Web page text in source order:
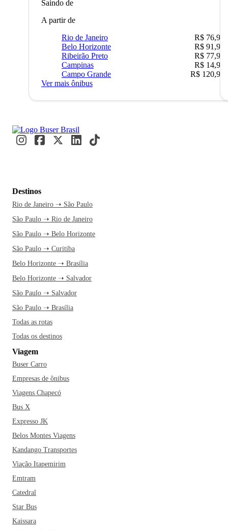
Saindo de
A partir de
Rio de Janeiro
R$ 76,90
Belo Horizonte
R$ 91,90
Ribeirão Preto
R$ 77,90
Campinas
R$ 14,90
Campo Grande
R$ 120,90
Ver mais ônibus
Destinos
Rio de Janeiro ➝ São Paulo
São Paulo ➝ Rio de Janeiro
São Paulo ➝ Belo Horizonte
São Paulo ➝ Curitiba
Belo Horizonte ➝ Brasília
Belo Horizonte ➝ Salvador
São Paulo ➝ Salvador
São Paulo ➝ Brasília
Todas as rotas
Todas os destinos
Viagem
Buser Carro
Empresas de ônibus
Viagens Chapecó
Bus X
Expresso JK
Belos Montes Viagens
Kandango Transportes
Viação Itapemirim
Emtram
Catedral
Star Bus
Kaissara